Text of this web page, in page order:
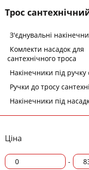
Трос
З'єднувальні
Комлекти насадок для
сантехнічного троса
Накінечники під ручку
Ручки до тросу
Накінечники під
Ціна
-